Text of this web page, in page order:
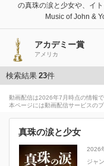
の真珠の涙と少女や、イ
Music of John &
アカデミー賞
アメリカ
検索結果 23件
動画配信は2026年7月時点の情報
本ページには動画配信サービスの
真珠の涙と少女
2026
ジャ